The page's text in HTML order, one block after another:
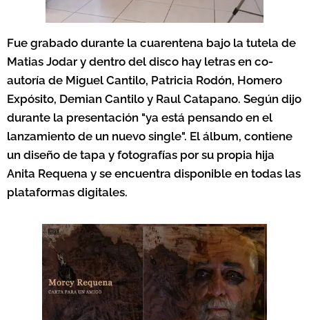
Fue grabado durante la cuarentena bajo la tutela de
Matias Jodar y dentro del disco hay letras en co-
autoría de Miguel Cantilo, Patricia Rodón, Homero
Expósito, Demian Cantilo y Raul Catapano. Según dijo
durante la presentación "ya está pensando en el
lanzamiento de un nuevo single". El álbum, contiene
un diseño de tapa y fotografías por su propia hija
Anita Requena y se encuentra disponible en todas las
plataformas digitales.